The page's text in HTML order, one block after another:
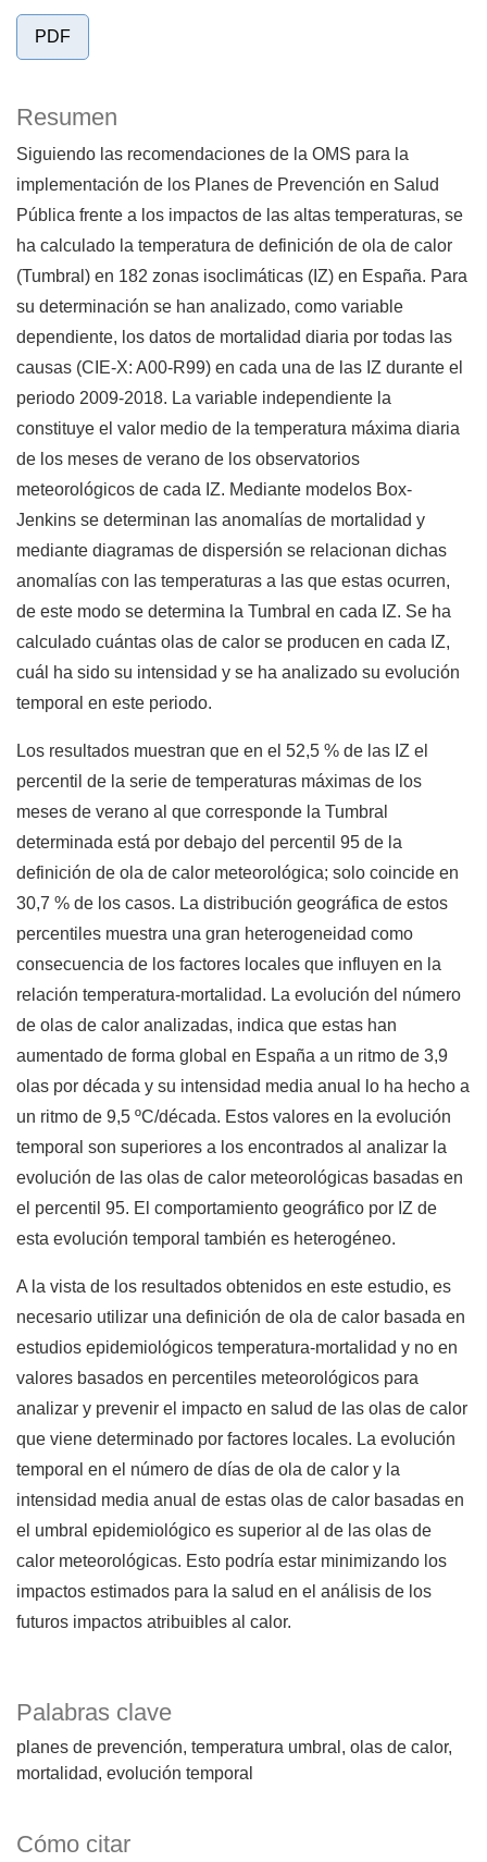
PDF
Palabras clave
planes de prevención temperatura umbral
olas de calor
mortalidad evolución temporal
Cómo citar
Resumen
Siguiendo las recomendaciones de la OMS para la
implementación de los Planes de Prevención en Salud
Pública frente a los impactos de las altas temperaturas, se
ha calculado la temperatura de definición de ola de calor
(Tumbral) en 182 zonas isoclimáticas (IZ) en España. Para
su determinación se han analizado, como variable
dependiente, los datos de mortalidad diaria por todas las
causas (CIE-X: A00-R99) en cada una de las IZ durante el
periodo 2009-2018. La variable independiente la
constituye el valor medio de la temperatura máxima diaria
de los meses de verano de los observatorios
meteorológicos de cada IZ. Mediante modelos Box-
Jenkins se determinan las anomalías de mortalidad y
mediante diagramas de dispersión se relacionan dichas
anomalías con las temperaturas a las que estas ocurren,
de este modo se determina la Tumbral en cada IZ. Se ha
calculado cuántas olas de calor se producen en cada IZ,
cuál ha sido su intensidad y se ha analizado su evolución
temporal en este periodo.
Los resultados muestran que en el 52,5 % de las IZ el
percentil de la serie de temperaturas máximas de los
meses de verano al que corresponde la Tumbral
determinada está por debajo del percentil 95 de la
definición de ola de calor meteorológica; solo coincide en
30,7 % de los casos. La distribución geográfica de estos
percentiles muestra una gran heterogeneidad como
consecuencia de los factores locales que influyen en la
relación temperatura-mortalidad. La evolución del número
de olas de calor analizadas, indica que estas han
aumentado de forma global en España a un ritmo de 3,9
olas por década y su intensidad media anual lo ha hecho a
un ritmo de 9,5 ºC/década. Estos valores en la evolución
temporal son superiores a los encontrados al analizar la
evolución de las olas de calor meteorológicas basadas en
el percentil 95. El comportamiento geográfico por IZ de
esta evolución temporal también es heterogéneo.
A la vista de los resultados obtenidos en este estudio, es
necesario utilizar una definición de ola de calor basada en
estudios epidemiológicos temperatura-mortalidad y no en
valores basados en percentiles meteorológicos para
analizar y prevenir el impacto en salud de las olas de calor
que viene determinado por factores locales. La evolución
temporal en el número de días de ola de calor y la
intensidad media anual de estas olas de calor basadas en
el umbral epidemiológico es superior al de las olas de
calor meteorológicas. Esto podría estar minimizando los
impactos estimados para la salud en el análisis de los
futuros impactos atribuibles al calor.